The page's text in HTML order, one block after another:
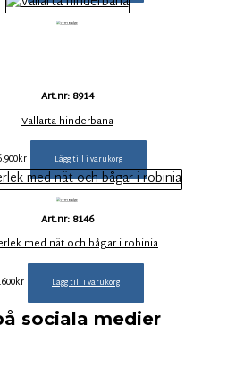
Art.nr: 8914
Vallarta hinderbana
kr Lägg till i varukorg
Art.nr: 8146
med nät och bågar i robinia
kr Lägg till i varukorg
sociala medier